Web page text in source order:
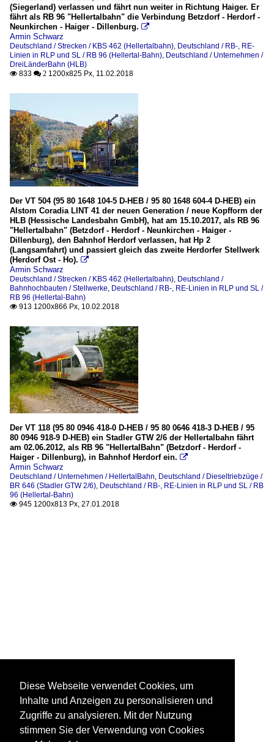
(Siegerland) verlassen und fährt nun weiter in Richtung Haiger. Er
fährt als RB 96 "Hellertalbahn" die Verbindung Betzdorf - Herdorf -
Neunkirchen - Haiger - Dillenburg. 
Armin Schwarz
Deutschland / Strecken / KBS 462 (Hellertalbahn) Deutschland / RB-, RE-
Linien in RLP und SL / RB 96 (Hellertal-Bahn) Deutschland / Unternehmen /
DreiLänderBahn (HLB)
 833  2 1200x825 Px, 11.02.2018
Der VT 504 (95 80 1648 104-5 D-HEB / 95 80 1648 604-4 D-HEB) ein
Alstom Coradia LINT 41 der neuen Generation / neue Kopfform der
HLB (Hessische Landesbahn GmbH), hat am 15.10.2017, als RB 96
"Hellertalbahn" (Betzdorf - Herdorf - Neunkirchen - Haiger -
Dillenburg), den Bahnhof Herdorf verlassen, hat Hp 2
(Langsamfahrt) und passiert gleich das zweite Herdorfer Stellwerk
(Herdorf Ost - Ho). 
Armin Schwarz
Deutschland / Strecken / KBS 462 (Hellertalbahn) Deutschland /
Bahnhochbauten / Stellwerke Deutschland / RB-, RE-Linien in RLP und SL /
RB 96 (Hellertal-Bahn)
 913 1200x866 Px, 10.02.2018
Der VT 118 (95 80 0946 418-0 D-HEB / 95 80 0646 418-3 D-HEB / 95
80 0946 918-9 D-HEB) ein Stadler GTW 2/6 der Hellertalbahn fährt
am 02.06.2012, als RB 96 "HellertalBahn" (Betzdorf - Herdorf -
Haiger - Dillenburg), in Bahnhof Herdorf ein. 
Armin Schwarz
Deutschland / Unternehmen / HellertalBahn Deutschland / Dieseltriebzüge /
BR 646 (Stadler GTW 2/6) Deutschland / RB-, RE-Linien in RLP und SL / RB
96 (Hellertal-Bahn)
 945 1200x813 Px, 27.01.2018
Diese Webseite verwendet Cookies, um
Inhalte und Anzeigen zu personalisieren und
Zugriffe zu analysieren. Mit der Nutzung
stimmen Sie der Verwendung von Cookies